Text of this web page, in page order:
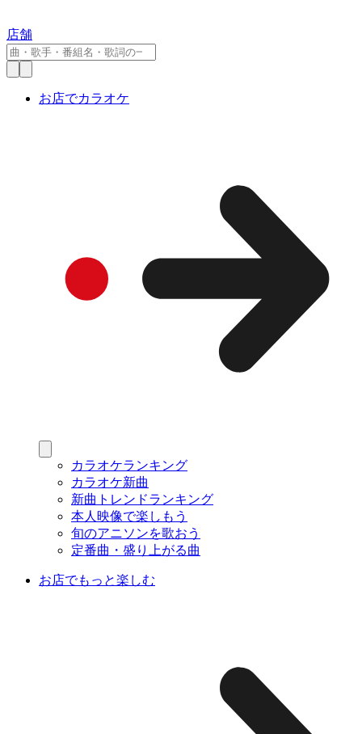
店舗
お店でカラオケ
カラオケランキング
カラオケ新曲
新曲トレンドランキング
本人映像で楽しもう
旬のアニソンを歌おう
定番曲・盛り上がる曲
お店でもっと楽しむ